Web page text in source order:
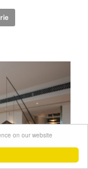
on our website